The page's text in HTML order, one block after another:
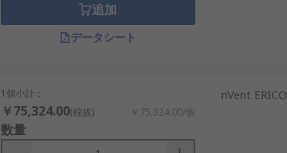
追加
データシート
1個小計：
￥75,324.00(税抜) ￥75,324.00/個
数量
nVent ERICO